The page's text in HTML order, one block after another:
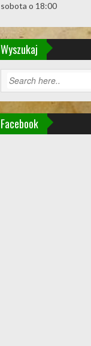
sobota o 18:00
Wyszukaj
Facebook